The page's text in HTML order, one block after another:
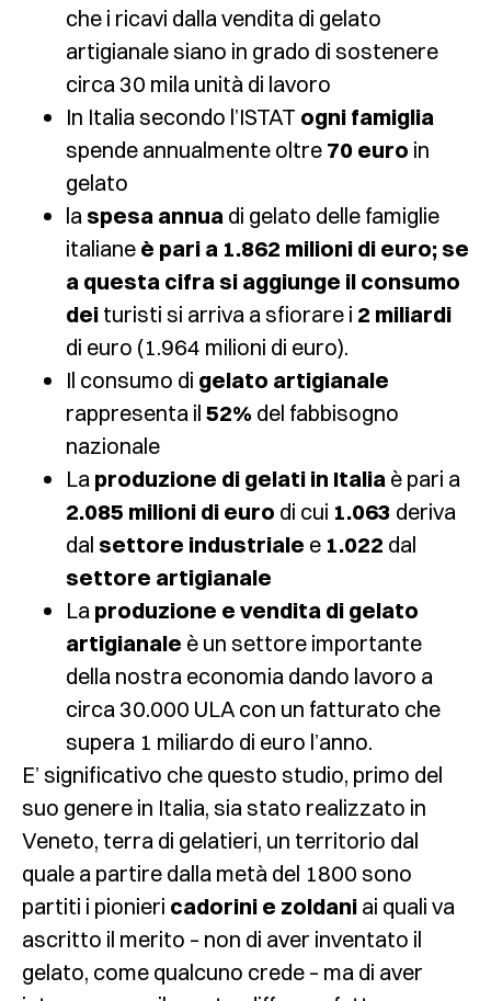
che i ricavi dalla vendita di gelato
artigianale siano in grado di sostenere
circa 30 mila unità di lavoro
In Italia secondo l’ISTAT ogni famiglia
spende annualmente oltre 70 euro in
gelato
la spesa annua di gelato delle famiglie
italiane è pari a 1.862 milioni di euro; se
a questa cifra si aggiunge il consumo
dei turisti si arriva a sfiorare i 2 miliardi
di euro (1.964 milioni di euro).
Il consumo di gelato artigianale
rappresenta il 52% del fabbisogno
nazionale
La produzione di gelati in Italia è pari a
2.085 milioni di euro di cui 1.063 deriva
dal settore industriale e 1.022 dal
settore artigianale
La produzione e vendita di gelato
artigianale è un settore importante
della nostra economia dando lavoro a
circa 30.000 ULA con un fatturato che
supera 1 miliardo di euro l’anno.
E’ significativo che questo studio, primo del
suo genere in Italia, sia stato realizzato in
Veneto, terra di gelatieri, un territorio dal
quale a partire dalla metà del 1800 sono
partiti i pionieri cadorini e zoldani ai quali va
ascritto il merito – non di aver inventato il
gelato, come qualcuno crede – ma di aver